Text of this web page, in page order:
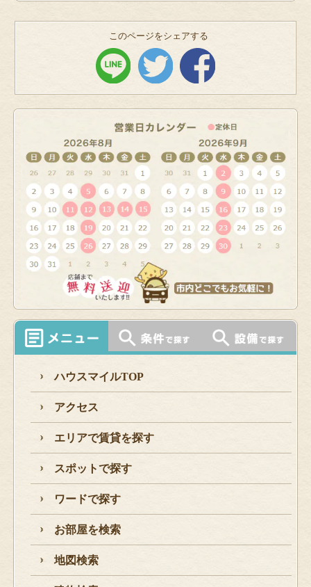
このページをシェアする
ハウスマイルTOP
アクセス
エリアで賃貸を探す
スポットで探す
ワードで探す
お部屋を検索
地図検索